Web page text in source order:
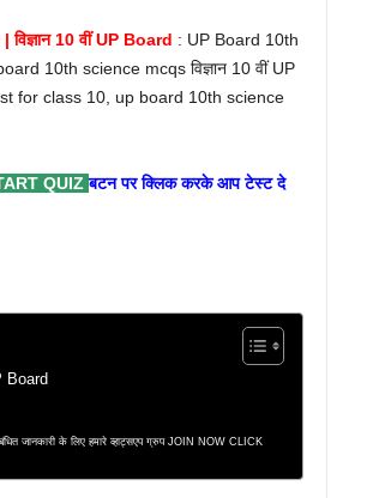
10 वीं UP Board : UP Board 10th
10th science mcqs विज्ञान 10 वीं UP
for class 10, up board 10th science
QUIZ बटन पर क्लिक करके आप टेस्ट दे
Board
जानकारी के लिए हमारे व्हाट्सएप ग्रुप JOIN NOW CLICK